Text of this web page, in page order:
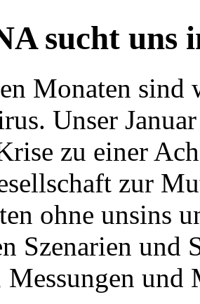
sucht uns
Monaten
Unser
zu einer
zur
ohne unsins
Szenarien und
Messungen und